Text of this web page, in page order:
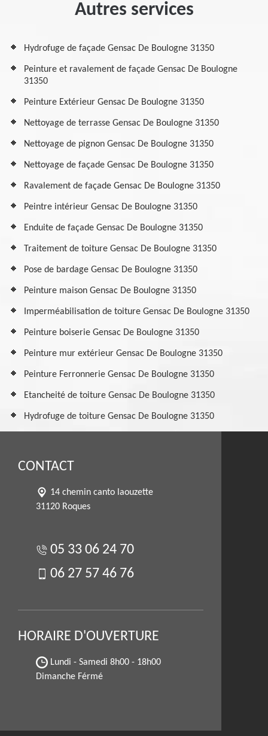
Autres services
Hydrofuge de façade Gensac De Boulogne 31350
Peinture et ravalement de façade Gensac De Boulogne
31350
Peinture Extérieur Gensac De Boulogne 31350
Nettoyage de terrasse Gensac De Boulogne 31350
Nettoyage de pignon Gensac De Boulogne 31350
Nettoyage de façade Gensac De Boulogne 31350
Ravalement de façade Gensac De Boulogne 31350
Peintre intérieur Gensac De Boulogne 31350
Enduite de façade Gensac De Boulogne 31350
Traitement de toiture Gensac De Boulogne 31350
Pose de bardage Gensac De Boulogne 31350
Peinture maison Gensac De Boulogne 31350
Imperméabilisation de toiture Gensac De Boulogne 31350
Peinture boiserie Gensac De Boulogne 31350
Peinture mur extérieur Gensac De Boulogne 31350
Peinture Ferronnerie Gensac De Boulogne 31350
Etancheité de toiture Gensac De Boulogne 31350
Hydrofuge de toiture Gensac De Boulogne 31350
CONTACT
14 chemin canto laouzette
31120 Roques
05 33 06 24 70
06 27 57 46 76
HORAIRE D'OUVERTURE
Lundi - Samedi 8h00 - 18h00
Dimanche Férmé